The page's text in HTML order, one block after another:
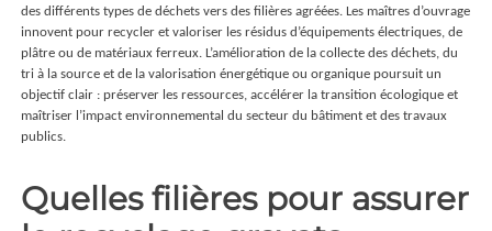
des différents types de déchets vers des filières agréées. Les maîtres d’ouvrage
innovent pour recycler et valoriser les résidus d’équipements électriques, de
plâtre ou de matériaux ferreux. L’amélioration de la collecte des déchets, du
tri à la source et de la valorisation énergétique ou organique poursuit un
objectif clair : préserver les ressources, accélérer la transition écologique et
maîtriser l’impact environnemental du secteur du bâtiment et des travaux
publics.
Quelles filières pour assurer